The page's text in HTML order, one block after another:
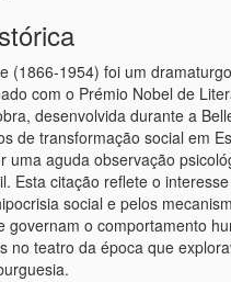
(1866-1954) foi um dramaturgo
com o Prémio Nobel de
desenvolvida durante a
de transformação social em
uma aguda observação
Esta citação reflete o
social e pelos
governam o comportamento
no teatro da época que